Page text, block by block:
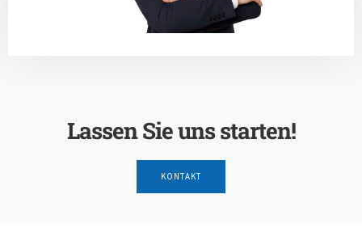
Lassen Sie uns starten!
KONTAKT